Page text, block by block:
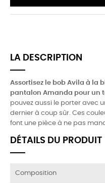
LA DESCRIPTION
Assortisez le bob Avila à la
pantalon Amanda pour un
pouvez aussi le porter avec
dernier à coup sûr. Ces
font une pièce à ne pas
DÉTAILS DU PRODUIT
Composition